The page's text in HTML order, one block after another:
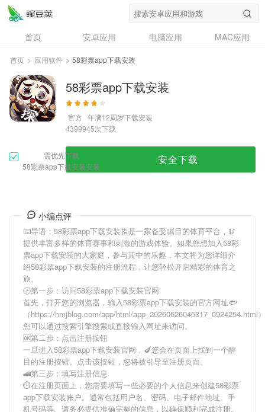
首页 安卓应用 电脑应用
MAC应用
资讯
专题
问答
首页 > 应用软件 > 58彩票app下载安装
58彩票app下载安装
官方 年满12周岁下载安装
4399945次下载
需优先下载
58彩票app下载安装安装
安全下载
小编点评
⌨️导语： 58彩票app下载安装🈯是一家备受瞩目的体育平台，🥢
提供丰富多样的体育赛事和刺激的游戏体验。如果您想加入58彩
票app下载安装的大家庭，参与其中的乐趣，本文将为您详细介
绍58彩票app下载安装的注册流程，让您轻松开启精彩的体育之
旅。
🕞第一步：访问58彩票app下载安装官网
首先，打开您的浏览器，输入58彩票app下载安装的官方网址🐟
（https://hmjblog.com/app/html/app_20260626045317_0924254.html
您可以通过搜索引擎搜索或直接输入网址来访问。
🆗第二步：点击注册按钮
一旦进入58彩票app下载安装官网，🍆您会在页面上找到一个醒
目的注册按钮。点击该按钮，您将被引导至注册页面。
🚄第三步：填写注册信息
⏱在注册页面上，您需要填写一些必要的个人信息来创建58彩票
app下载安装账户。通常包括用户名、密码、电子邮件地址、手
机号码等。请务必提供准确完整的信息，以确保顺利完成注册。